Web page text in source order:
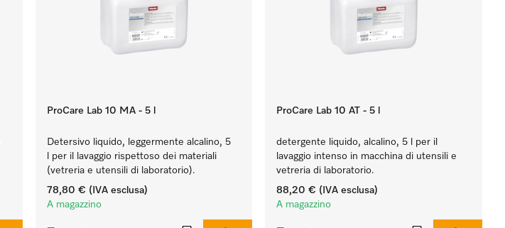
ProCare Lab 10 MA - 5 l
Detersivo liquido, leggermente alcalino, 5
l per il lavaggio rispettoso dei materiali
(vetreria e utensili di laboratorio).
78,80 € (IVA esclusa)
A magazzino
ProCare Lab 10 AT - 5 l
detergente liquido, alcalino, 5 l per il
lavaggio intenso in macchina di utensili e
vetreria di laboratorio.
88,20 € (IVA esclusa)
A magazzino